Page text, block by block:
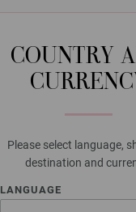
COUNTRY
Please select language,
destination and
LANGUAGE